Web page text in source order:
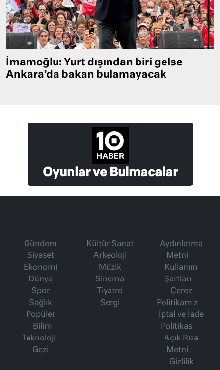
İmamoğlu: Yurt dışından biri gelse
Ankara’da bakan bulamayacak
Oyunlar ve Bulmacalar
Gündem
Siyaset
Ekonomi
Dünya
Spor
Sağlık
Popüler
Bilim
Teknoloji
Gezi
Kültür Sanat
Arkeoloji
Müzik
Sinema
Tiyatro
Sergi
Aydınlatma
Metni
Kullanım
Şartları
Çerez
Politikamız
İptal ve İade
Politikası
Açık Rıza
Metni
Gizlilik